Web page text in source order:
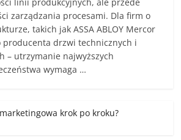
linii produkcyjnych, ale przede
zarządzania procesami. Dla firm o
takich jak ASSA ABLOY Mercor
producenta drzwi technicznych i
– utrzymanie najwyższych
wymaga …
krok po kroku?